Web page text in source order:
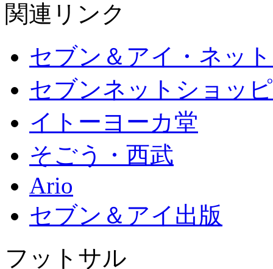
関連リンク
セブン＆アイ・ネッ
セブンネットショッ
イトーヨーカ堂
そごう・西武
Ario
セブン＆アイ出版
フットサル